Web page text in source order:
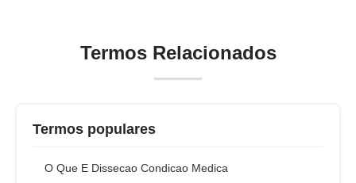
Termos Relacionados
Termos populares
O Que E Dissecao Condicao Medica